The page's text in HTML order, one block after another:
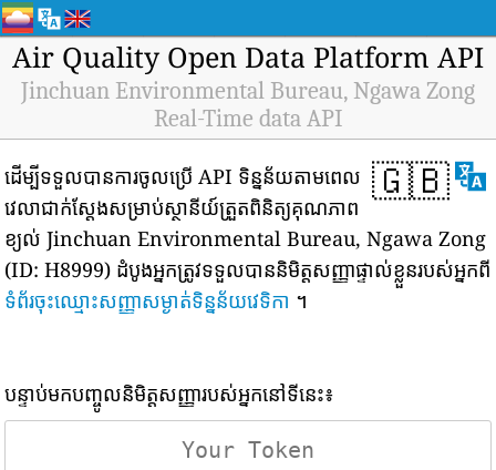
Air Quality Open Data Platform API
Jinchuan Environmental Bureau, Ngawa Zong
Real-Time data API
🇬🇧
ដើម្បីទទួលបានការចូលប្រើ API ទិន្នន័យតាមពេល
វេលាជាក់ស្តែងសម្រាប់ស្ថានីយ៍ត្រួតពិនិត្យគុណភាព
ខ្យល់ Jinchuan Environmental Bureau, Ngawa Zong
(ID: H8999) ដំបូងអ្នកត្រូវទទួលបាននិមិត្តសញ្ញាផ្ទាល់ខ្លួនរបស់អ្នកពី
ទំព័រចុះឈ្មោះសញ្ញាសម្ងាត់ទិន្នន័យវេទិកា ។
បន្ទាប់មកបញ្ចូលនិមិត្តសញ្ញារបស់អ្នកនៅទីនេះ៖